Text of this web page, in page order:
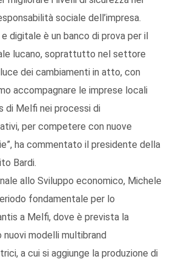
sociale dell’impresa.
digitale è un banco di prova per il
lucano, soprattutto nel settore
dei cambiamenti in atto, con
accompagnare le imprese locali
di Melfi nei processi di
per competere con nuove
ha commentato il presidente della
Bardi.
allo Sviluppo economico, Michele
fondamentale per lo
a Melfi, dove è prevista la
modelli multibrand
a cui si aggiunge la produzione di